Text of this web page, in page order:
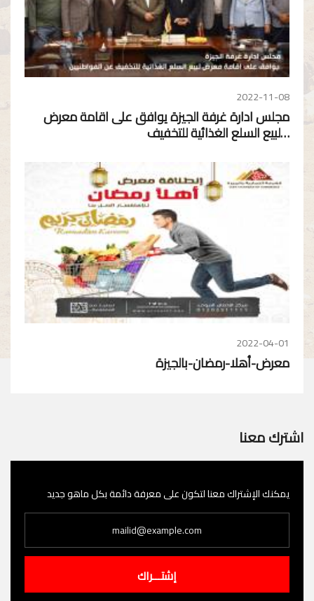
2022-11-08
مجلس ادارة غرفة الجيزة يوافق على اقامة معرض
لبيع السلع الغذائية للتخفيف…
2022-04-01
معرض-أهلا-رمضان-بالجيزة
اشترك معنا
يمكنك الإشتراك معنا لتكون على معرفة دائمة بكل ماهو جديد
إشتـــراك